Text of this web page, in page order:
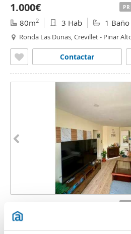
1.000€
80m2 3 Hab 1 Baño
Ronda Las Dunas, Crevillet - Pinar
Contactar
70m